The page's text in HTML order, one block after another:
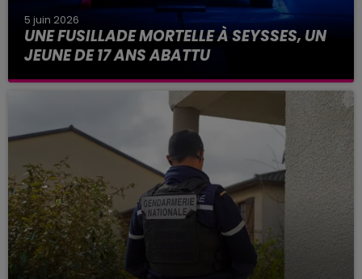
5 juin 2026
UNE FUSILLADE MORTELLE À SEYSSES, UN
JEUNE DE 17 ANS ABATTU
La scène se serait produite ce vendredi 5 juin
2026, peu après 5h. Un jeune homme de 17 ans
aurait été abattu dans une fusillade, sur la
commune de Seysses...